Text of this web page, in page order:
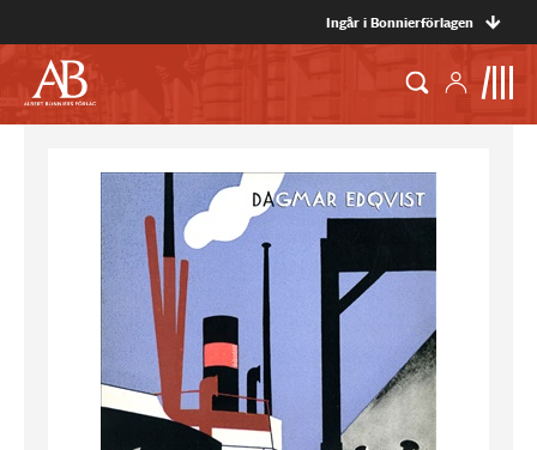
Ingår i Bonnierförlagen